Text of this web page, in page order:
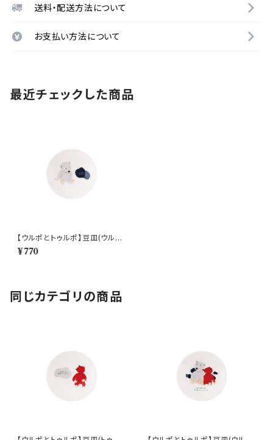
送料・配送方法について
お支払い方法について
最近チェックした商品
【ウルポとトゥルポ】豆皿(ウル
ポ)【ULP10】
¥770
同じカテゴリの商品